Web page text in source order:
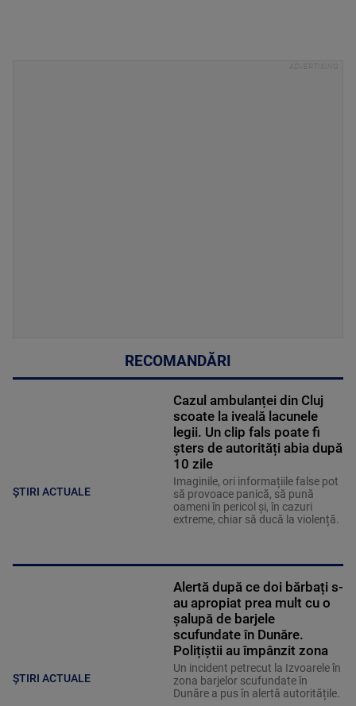
RECOMANDĂRI
ȘTIRI ACTUALE
Cazul ambulanței din Cluj
scoate la iveală lacunele
legii. Un clip fals poate fi
șters de autorități abia după
10 zile
Imaginile, ori informațiile false pot
să provoace panică, să pună
oameni în pericol și, în cazuri
extreme, chiar să ducă la violență.
ȘTIRI ACTUALE
Alertă după ce doi bărbați s-
au apropiat prea mult cu o
șalupă de barjele
scufundate în Dunăre.
Polițiștii au împânzit zona
Un incident petrecut la Izvoarele în
zona barjelor scufundate în
Dunăre a pus în alertă autoritățile.